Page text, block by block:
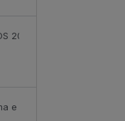
2023
e Portugal